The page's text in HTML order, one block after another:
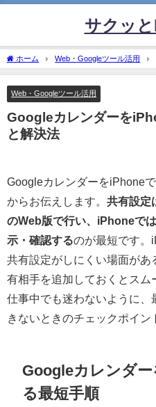
サクッ
ホーム Web・Googleツール活用
手順と解決法
Web・Googleツール活用
Googleカレンダーを
と解決法
GoogleカレンダーをiPhone
からお伝えします。 共有設定
のWeb版で行い、iPhoneで
示・確認するのが最短です。
共有設定がしにくい場面が
有相手を追加しておくとスム
仕事中でも迷わないように
きないときのチェックポイン
Googleカレンダ
る最短手順